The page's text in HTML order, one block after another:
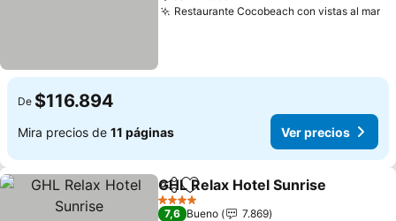
Restaurante Cocobeach con vistas al mar
De $116.894
Mira precios de 11 páginas Ver precios
CompartirAgregar a favoritos
GHL Relax Hotel Sunrise
4 Estrellas
7,6 Bueno
7.869